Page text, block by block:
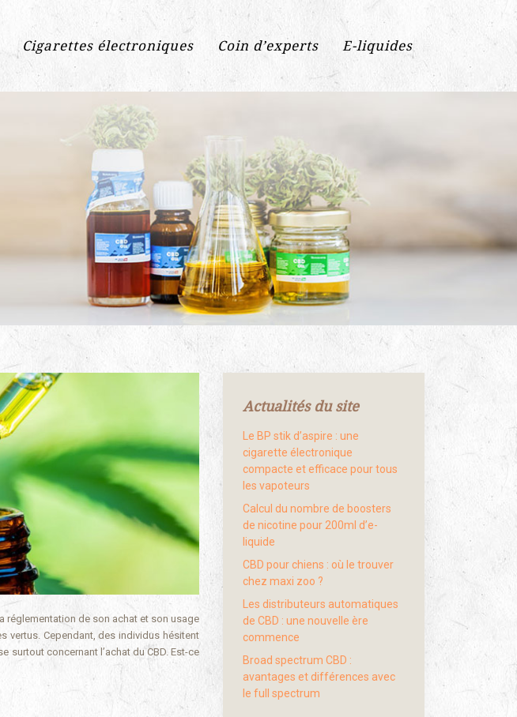
Cigarettes électroniques Coin d’experts E-liquides
réglementation de son achat et son usage
vertus. Cependant, des individus hésitent
surtout concernant l’achat du CBD. Est-ce
Actualités du site
Le BP stik d’aspire : une
cigarette électronique
compacte et efficace pour tous
les vapoteurs
Calcul du nombre de boosters
de nicotine pour 200ml d’e-
liquide
CBD pour chiens : où le trouver
chez maxi zoo ?
Les distributeurs automatiques
de CBD : une nouvelle ère
commence
Broad spectrum CBD :
avantages et différences avec
le full spectrum